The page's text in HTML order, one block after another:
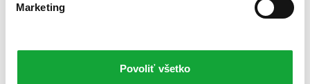
Marketing
Povoliť všetko